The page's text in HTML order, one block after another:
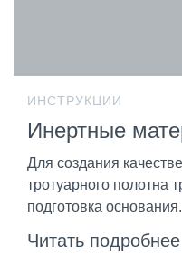
ИНСТРУКЦИИ
Инертные
Для создания
тротуарного полотна
подготовка основания.
Читать подробнее